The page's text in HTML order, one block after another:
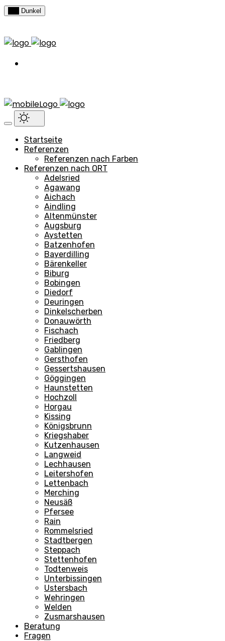
Dunkel
Startseite
Referenzen
Referenzen nach Farben
Referenzen nach ORT
Adelsried
Agawang
Aichach
Aindling
Altenmünster
Augsburg
Aystetten
Batzenhofen
Bayerdilling
Bärenkeller
Biburg
Bobingen
Diedorf
Deuringen
Dinkelscherben
Donauwörth
Fischach
Friedberg
Gablingen
Gersthofen
Gessertshausen
Göggingen
Haunstetten
Hochzoll
Horgau
Kissing
Königsbrunn
Kriegshaber
Kutzenhausen
Langweid
Lechhausen
Leitershofen
Lettenbach
Merching
Neusäß
Pfersee
Rain
Rommelsried
Stadtbergen
Steppach
Stettenhofen
Todtenweis
Unterbissingen
Ustersbach
Wehringen
Welden
Zusmarshausen
Beratung
Fragen